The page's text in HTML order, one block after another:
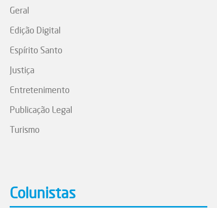
Geral
Edição Digital
Espírito Santo
Justiça
Entretenimento
Publicação Legal
Turismo
Colunistas